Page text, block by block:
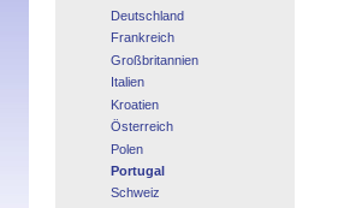
Deutschland
Frankreich
Großbritannien
Italien
Kroatien
Österreich
Polen
Portugal
Schweiz